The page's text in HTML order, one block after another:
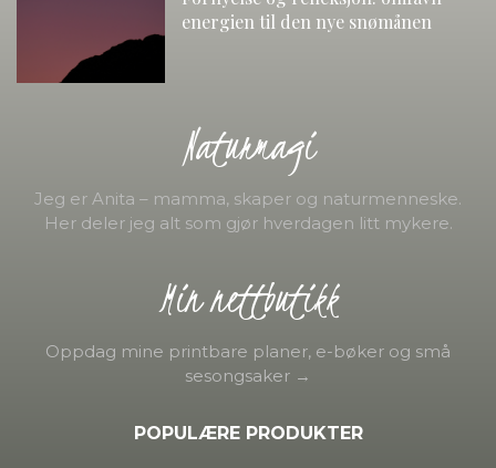
energien til den nye snømånen
Naturmagi
Jeg er Anita – mamma, skaper og naturmenneske.
Her deler jeg alt som gjør hverdagen litt mykere.
Min nettbutikk
Oppdag mine printbare planer, e-bøker og små
sesongsaker →
POPULÆRE PRODUKTER